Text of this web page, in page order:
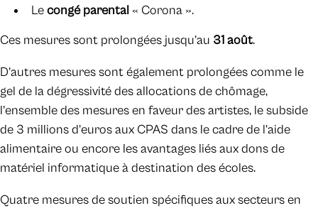
Lecongé parental« Corona ».
Ces mesures sont prolongées jusqu’au 31 août.
D’autres mesures sont également prolongées comme le
gel de la dégressivité des allocations de chômage,
l’ensemble des mesures en faveur des artistes, le subside
de 3 millions d’euros aux CPAS dans le cadre de l’aide
alimentaire ou encore les avantages liés aux dons de
matériel informatique à destination des écoles.
Quatre mesures de soutien spécifiques aux secteurs en